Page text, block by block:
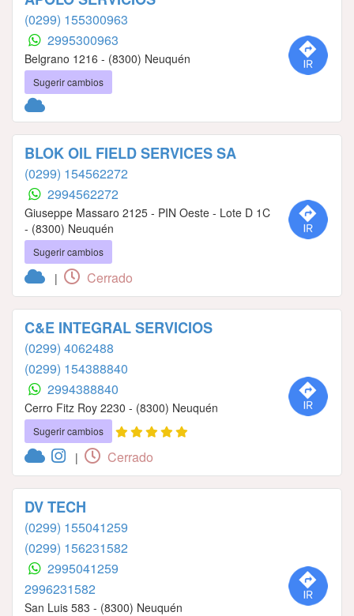
(0299) 155300963
2995300963
Belgrano 1216 - (8300) Neuquén
Sugerir cambios
BLOK OIL FIELD SERVICES SA
(0299) 154562272
2994562272
Giuseppe Massaro 2125 - PIN Oeste - Lote D 1C
- (8300) Neuquén
Sugerir cambios
| Cerrado
C&E INTEGRAL SERVICIOS
(0299) 4062488
(0299) 154388840
2994388840
Cerro Fitz Roy 2230 - (8300) Neuquén
Sugerir cambios
| Cerrado
DV TECH
(0299) 155041259
(0299) 156231582
2995041259
2996231582
San Luis 583 - (8300) Neuquén